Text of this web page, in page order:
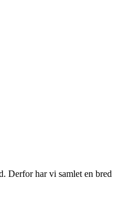
Derfor har vi samlet en bred